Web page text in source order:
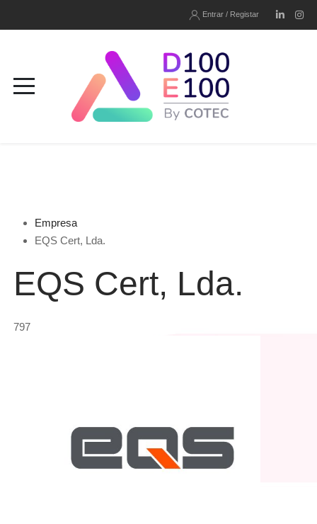
Entrar / Registar
Empresa
EQS Cert, Lda.
EQS Cert, Lda.
797